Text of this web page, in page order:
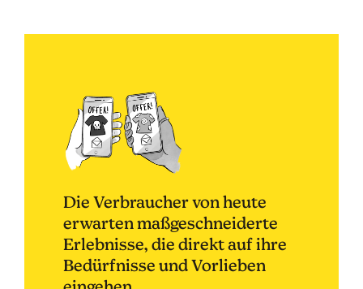
Die Verbraucher von heute
erwarten maßgeschneiderte
Erlebnisse, die direkt auf ihre
Bedürfnisse und Vorlieben